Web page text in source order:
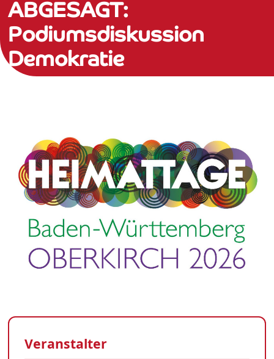
ABGESAGT:
Podiumsdiskussion
Demokratie
Veranstalter